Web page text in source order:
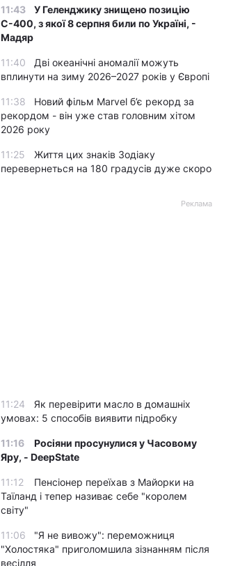
11:43
У Геленджику знищено позицію
С-400, з якої 8 серпня били по Україні, -
Мадяр
11:40
Дві океанічні аномалії можуть
вплинути на зиму 2026–2027 років у Європі
11:38
Новий фільм Marvel б’є рекорд за
рекордом - він уже став головним хітом
2026 року
11:25
Життя цих знаків Зодіаку
перевернеться на 180 градусів дуже скоро
Реклама
11:24
Як перевірити масло в домашніх
умовах: 5 способів виявити підробку
11:16
Росіяни просунулися у Часовому
Яру, - DeepState
11:12
Пенсіонер переїхав з Майорки на
Таїланд і тепер називає себе "королем
світу"
11:06
"Я не вивожу": переможниця
"Холостяка" приголомшила зізнанням після
весілля